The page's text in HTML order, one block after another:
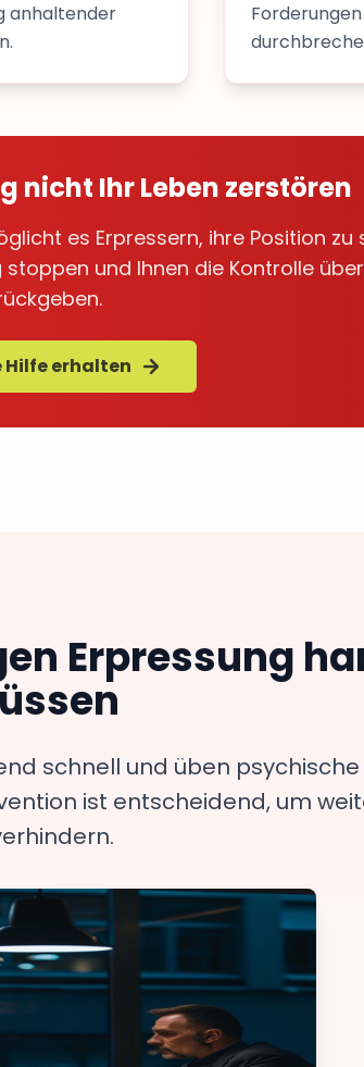
anhaltender
Forderungen
nicht Ihr Leben zerstören
es Erpressern, ihre Position zu
und Ihnen die Kontrolle
erhalten
Erpressung
schnell und üben
ist entscheidend, um